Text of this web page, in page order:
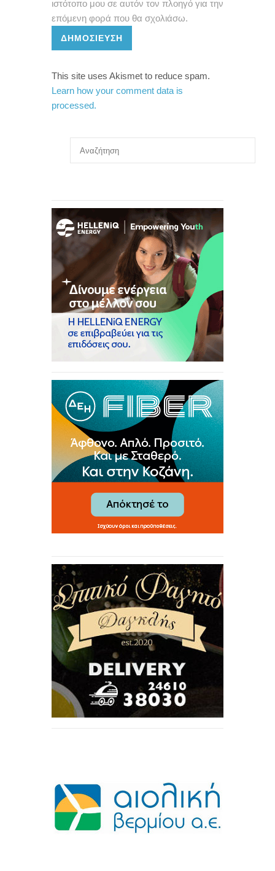
ιστότοπο μου σε αυτόν τον πλοηγό για την
επόμενη φορά που θα σχολιάσω.
ΔΗΜΟΣΊΕΥΣΗ
This site uses Akismet to reduce spam.
Learn how your comment data is
processed.